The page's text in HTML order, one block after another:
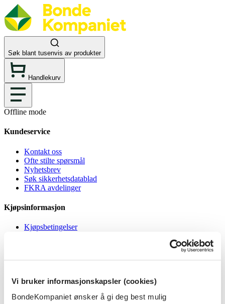
Vi bruker informasjonskapsler (cookies)
BondeKompaniet ønsker å gi deg best mulig
Søk blant tusenvis av produkter
Handlekurv
Offline mode
Kundeservice
Kontakt oss
Ofte stilte spørsmål
Nyhetsbrev
Søk sikkerhetsdatablad
FKRA avdelinger
Kjøpsinformasjon
Kjøpsbetingelser
Informasjonskapsler
BondeKompaniet